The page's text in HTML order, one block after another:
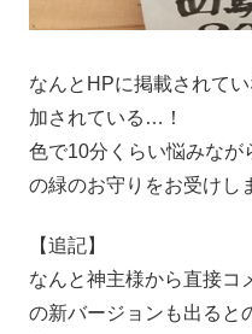
なんとHPに掲載されて
加されている…！
色で10分くらい悩みなが
の緑のお守りをお受けし
【追記】
なんと神主様から直接コ
の新バージョンも出ると